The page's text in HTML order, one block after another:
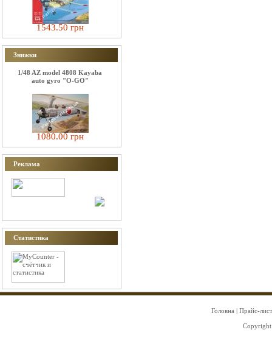
1543.50 грн
Знижки
1/48 AZ model 4808 Kayaba
auto gyro "O-GO"
1080.00 грн
Реклама
Статистика
Головна | Прайс-лист